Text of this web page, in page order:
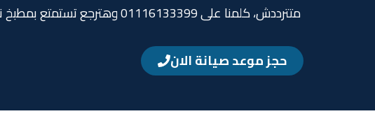
متترددش، كلمنا على 01116133399 وهترجع تستمتع بمطبخ نظيف من غير أي إزعاج.
حجز موعد صيانة الان